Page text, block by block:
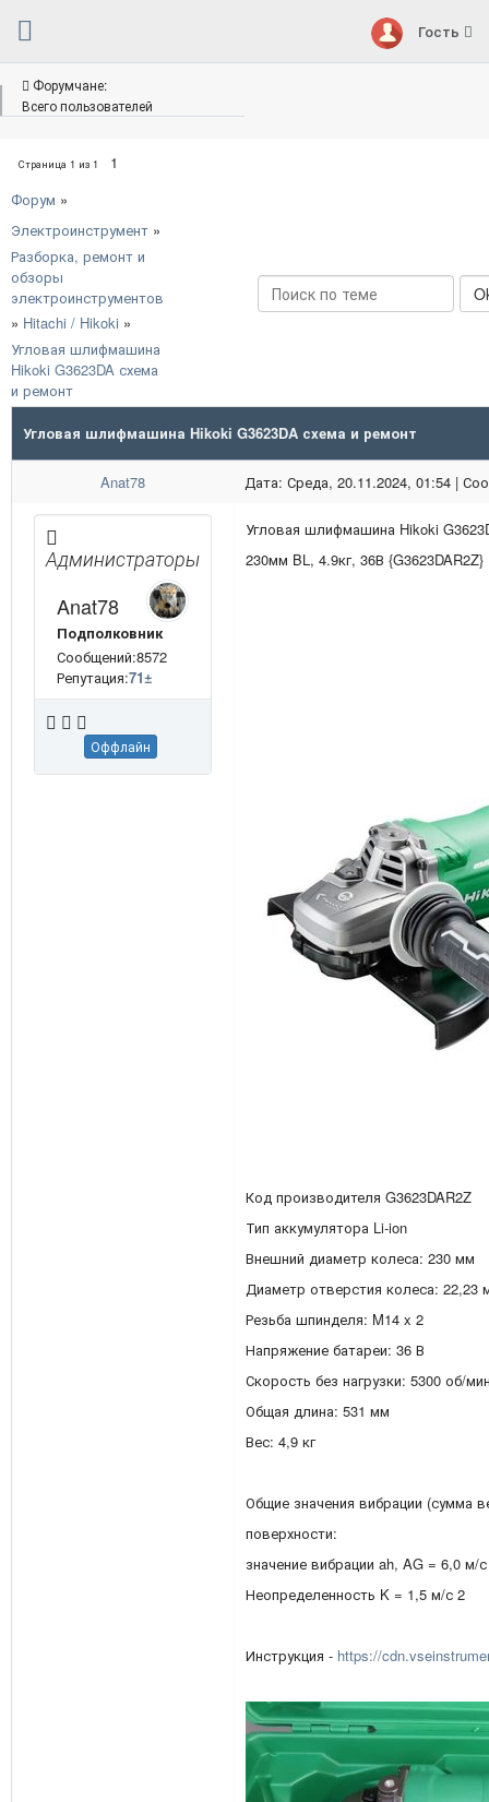
Гость
Форумчане:
Всего пользователей
Страница 1 из 1
1
Форум »
Электроинструмент »
Разборка, ремонт и
обзоры
электроинструментов
» Hitachi / Hikoki »
Угловая шлифмашина
Hikoki G3623DA схема
и ремонт
Угловая шлифмашина Hikoki G3623DA схема и ремонт
Anat78 Дата: Среда, 20.11.2024, 01:54 |
Администраторы
Anat78
Подполковник
Сообщений:8572
Репутация:71±
Оффлайн
Угловая шлифмашина Hikoki
230мм BL, 4.9кг, 36В {G3623DAR2Z}
Код производителя G3623DAR2Z
Тип аккумулятора Li-ion
Внешний диаметр колеса: 230 мм
Диаметр отверстия колеса: 22,23
Резьба шпинделя: M14 x 2
Напряжение батареи: 36 В
Скорость без нагрузки: 5300 об/
Общая длина: 531 мм
Вес: 4,9 кг
Общие значения вибрации (сумма
поверхности:
значение вибрации ah, AG = 6,0 м/
Неопределенность K = 1,5 м/с 2
Инструкция - https://